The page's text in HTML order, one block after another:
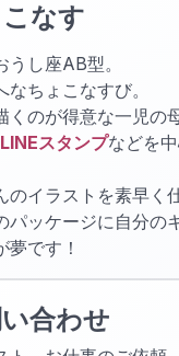
なす
し座AB型。
ちょこなすび。
くのが得意な一児の
LINEスタンプなどを
のイラストを素早く
パッケージに自分の
夢です！
合わせ